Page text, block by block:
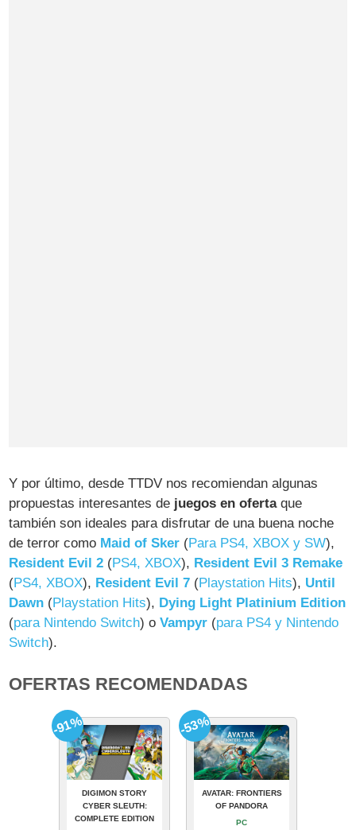
Y por último, desde TTDV nos recomiendan algunas
propuestas interesantes de juegos en ofertaque
también son ideales para disfrutar de una buena noche
de terror como Maid of Sker (Para PS4, XBOX y SW),
Resident Evil 2 (PS4, XBOX), Resident Evil 3 Remake
(PS4, XBOX), Resident Evil 7 (Playstation Hits), Until
Dawn (Playstation Hits), Dying Light Platinium Edition
(para Nintendo Switch) oVampyr (para PS4 y Nintendo
Switch).
OFERTAS RECOMENDADAS
DIGIMON STORY
CYBER SLEUTH:
COMPLETE EDITION
-91%
AVATAR: FRONTIERS
OF PANDORA
PC
-53%